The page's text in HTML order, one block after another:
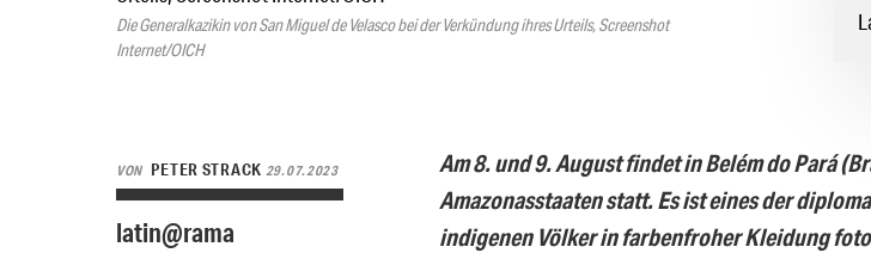
Die Generalkazikin von San Miguel de Velasco bei der Verkündung ihres Urteils, Screenshot
Internet/OICH
VON PETER STRACK 29.07.2023
latin@rama
Am 8. und 9. August findet in Belém do Pará
Amazonasstaaten statt. Es ist eines der
indigenen Völker in farbenfroher Kleidung